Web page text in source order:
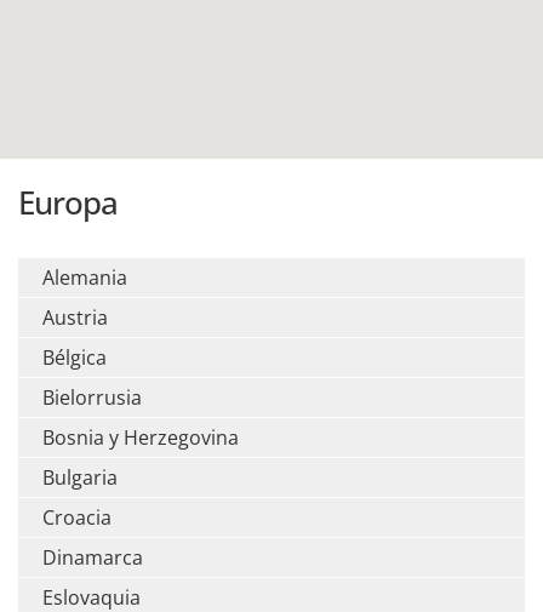
Europa
Alemania
Austria
Bélgica
Bielorrusia
Bosnia y Herzegovina
Bulgaria
Croacia
Dinamarca
Eslovaquia